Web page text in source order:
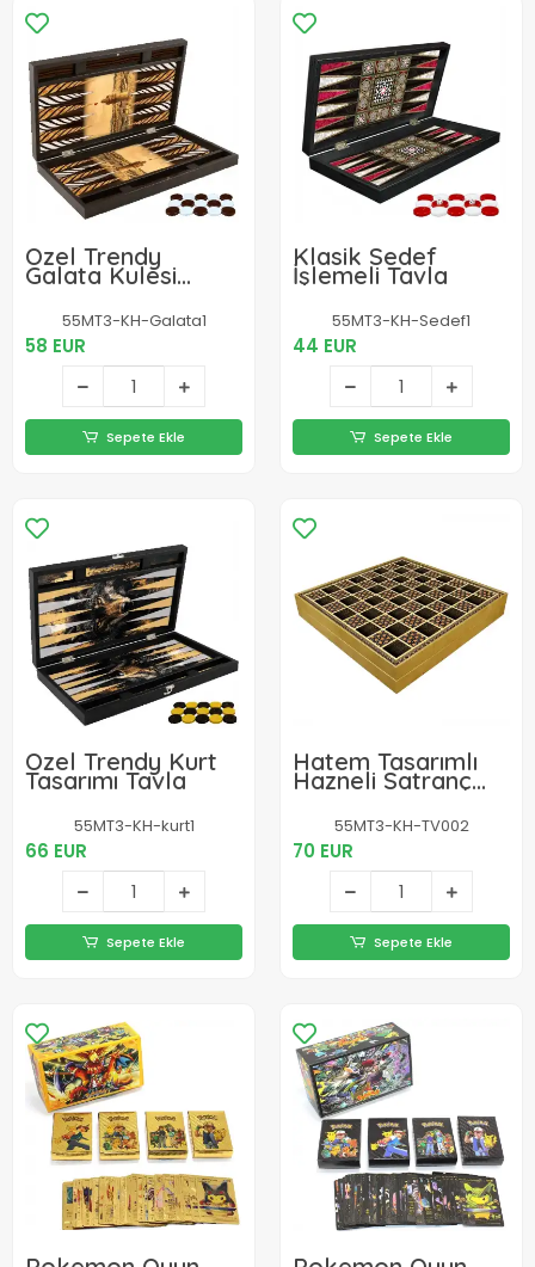
Özel Trendy
Galata Kulesi
Tasarımı Tavla
55MT3-KH-Galata1
58 EUR
Sepete Ekle
Klasik Sedef
İşlemeli Tavla
55MT3-KH-Sedef1
44 EUR
Sepete Ekle
Özel Trendy Kurt
Tasarımı Tavla
55MT3-KH-kurt1
66 EUR
Sepete Ekle
Hatem Tasarımlı
Hazneli Satranç
Takımı Tv002
55MT3-KH-TV002
70 EUR
Sepete Ekle